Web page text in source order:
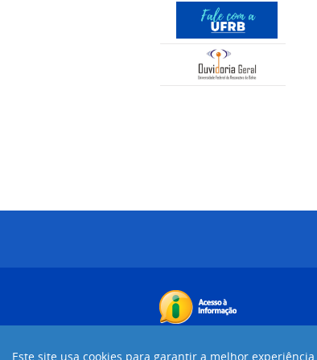
Este site usa cookies para garantir a melhor experiência.